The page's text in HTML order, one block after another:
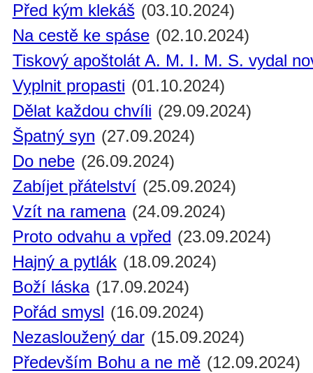
Před kým klekáš (03.10.2024)
Na cestě ke spáse (02.10.2024)
Tiskový apoštolát A. M. I. M. S. vydal
Vyplnit propasti (01.10.2024)
Dělat každou chvíli (29.09.2024)
Špatný syn (27.09.2024)
Do nebe (26.09.2024)
Zabíjet přátelství (25.09.2024)
Vzít na ramena (24.09.2024)
Proto odvahu a vpřed (23.09.2024)
Hajný a pytlák (18.09.2024)
Boží láska (17.09.2024)
Pořád smysl (16.09.2024)
Nezasloužený dar (15.09.2024)
Především Bohu a ne mě (12.09.2024)